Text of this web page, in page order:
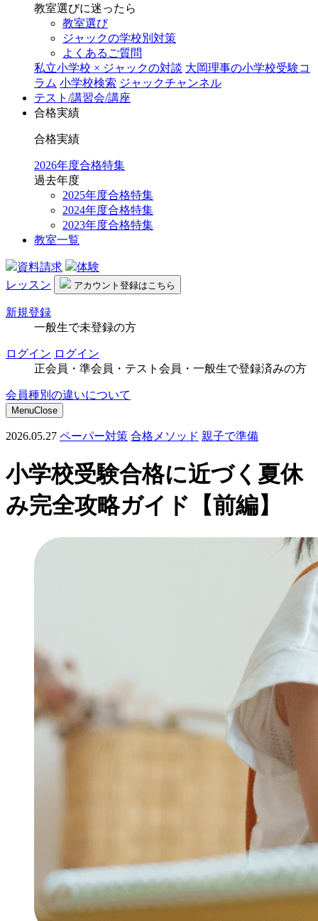
教室選びに迷ったら
教室選び
ジャックの学校別対策
よくあるご質問
私立小学校 × ジャックの対談 大岡理事の小学校受験コ
ラム 小学校検索 ジャックチャンネル
テスト/講習会/講座
合格実績
合格実績
2026年度合格特集
過去年度
2025年度合格特集
2024年度合格特集
2023年度合格特集
教室一覧
資料請求
体験
レッスン
アカウント 登録はこちら
新規登録
一般生で未登録の方
ログイン ログイン
正会員・準会員・テスト会員・一般生で登録済みの方
会員種別の違いについて
MenuClose
2026.05.27 ペーパー対策 合格メソッド 親子で準備
小学校受験合格に近づく夏休
み完全攻略ガイド【前編】